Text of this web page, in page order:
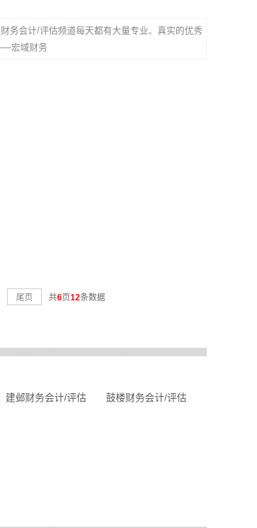
务会计/评估频道每天都有大量专业、真实的优秀
宏域财务
尾页 共6页12条数据
建邺财务会计/评估
鼓楼财务会计/评估